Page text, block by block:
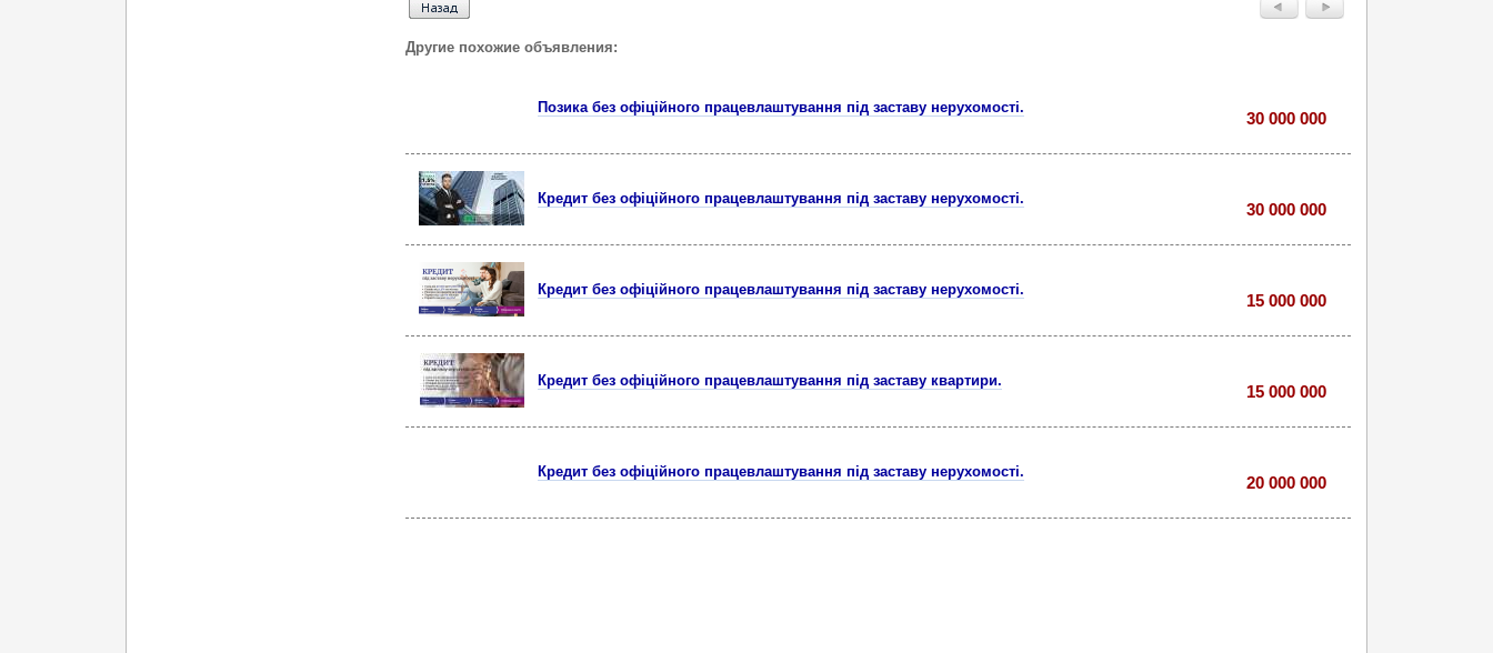
Другие похожие объявления:
Позика без офіційного працевлаштування під заставу нерухомості.
30 000 000
Кредит без офіційного працевлаштування під заставу нерухомості.
30 000 000
Кредит без офіційного працевлаштування під заставу нерухомості.
15 000 000
Кредит без офіційного працевлаштування під заставу квартири.
15 000 000
Кредит без офіційного працевлаштування під заставу нерухомості.
20 000 000